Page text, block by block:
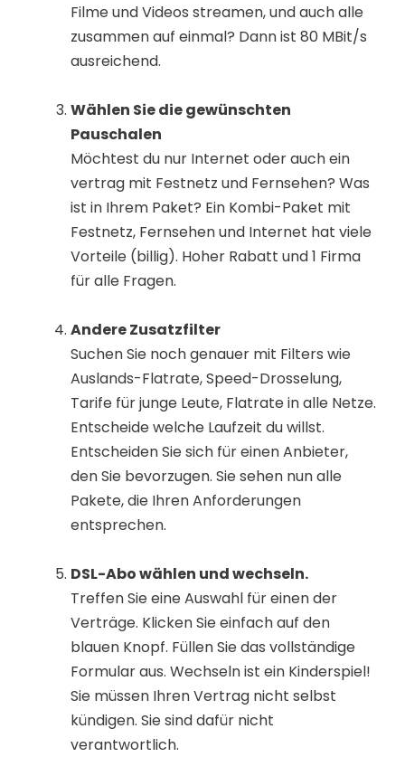
Filme und Videos streamen, und auch alle
zusammen auf einmal? Dann ist 80 MBit/s
ausreichend.
Wählen Sie die gewünschten
Pauschalen
Möchtest du nur Internet oder auch ein
vertrag mit Festnetz und Fernsehen? Was
ist in Ihrem Paket? Ein Kombi-Paket mit
Festnetz, Fernsehen und Internet hat viele
Vorteile (billig). Hoher Rabatt und 1 Firma
für alle Fragen.
Andere Zusatzfilter
Suchen Sie noch genauer mit Filters wie
Auslands-Flatrate, Speed-Drosselung,
Tarife für junge Leute, Flatrate in alle Netze.
Entscheide welche Laufzeit du willst.
Entscheiden Sie sich für einen Anbieter,
den Sie bevorzugen. Sie sehen nun alle
Pakete, die Ihren Anforderungen
entsprechen.
DSL-Abo wählen und wechseln.
Treffen Sie eine Auswahl für einen der
Verträge. Klicken Sie einfach auf den
blauen Knopf. Füllen Sie das vollständige
Formular aus. Wechseln ist ein Kinderspiel!
Sie müssen Ihren Vertrag nicht selbst
kündigen. Sie sind dafür nicht
verantwortlich.